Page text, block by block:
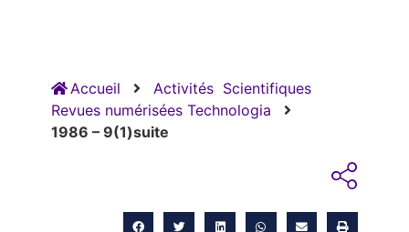
Accueil Activités Scientifiques
Revues numérisées Technologia
1986 – 9(1)suite